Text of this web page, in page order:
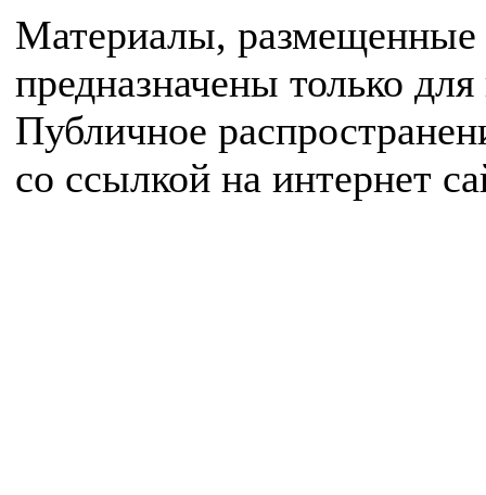
Материалы, размещенные
предназначены только
Публичное
со ссылкой на интернет